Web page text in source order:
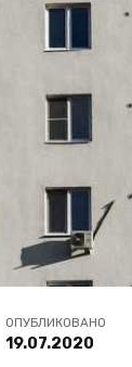
ОПУБЛИКОВАНО
19.07.2020